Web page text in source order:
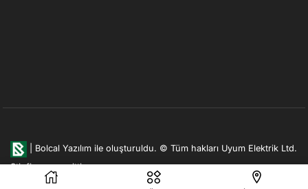
Bolcal Yazılım ile oluşturuldu. © Tüm hakları Uyum Elektrik Ltd.
Şti. firmasına aittir.